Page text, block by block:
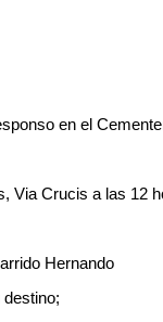
en el
Via Crucis a las 12
Hernando